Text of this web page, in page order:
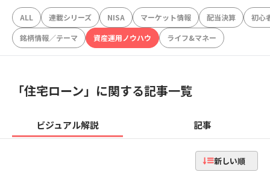
ALL 連載シリーズ NISA マーケット情報 配当決算
初心
銘柄情報／テーマ
資産運用ノウハウ ライフ&マネー
「住宅ローン」に関する記事一覧
ビジュアル解説 記事
新しい順